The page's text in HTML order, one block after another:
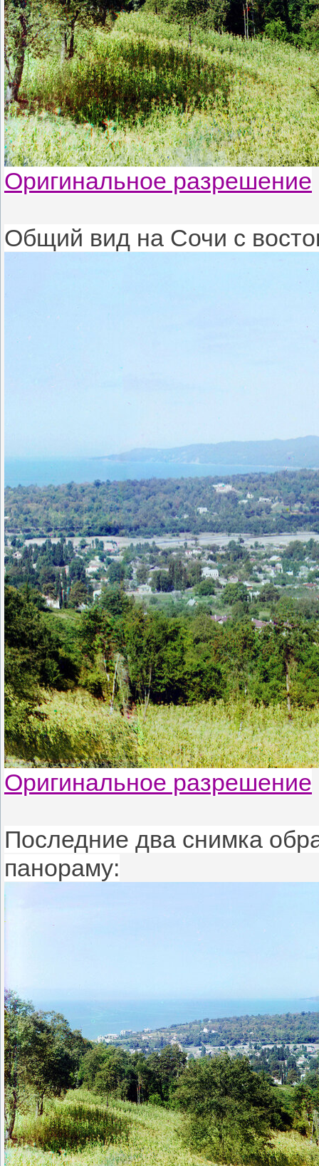
Оригинальное разрешение
Общий вид на Сочи с
Оригинальное разрешение
Последние два снимка
панораму: